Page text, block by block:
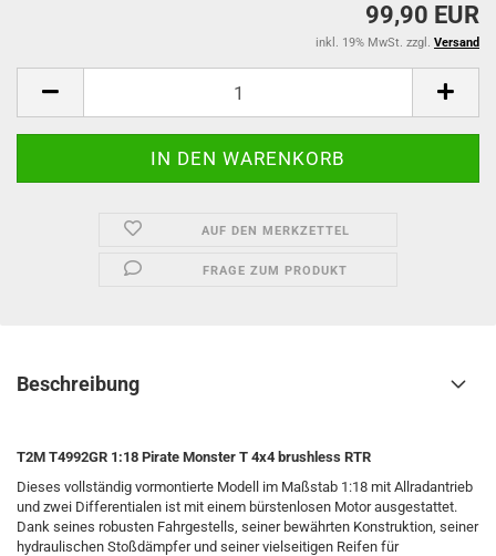
99,90 EUR
inkl. 19% MwSt. zzgl. Versand
AUF DEN MERKZETTEL
FRAGE ZUM PRODUKT
Beschreibung
T2M T4992GR 1:18 Pirate Monster T 4x4 brushless RTR
Dieses vollständig vormontierte Modell im Maßstab 1:18 mit Allradantrieb
und zwei Differentialen ist mit einem bürstenlosen Motor ausgestattet.
Dank seines robusten Fahrgestells, seiner bewährten Konstruktion, seiner
hydraulischen Stoßdämpfer und seiner vielseitigen Reifen für